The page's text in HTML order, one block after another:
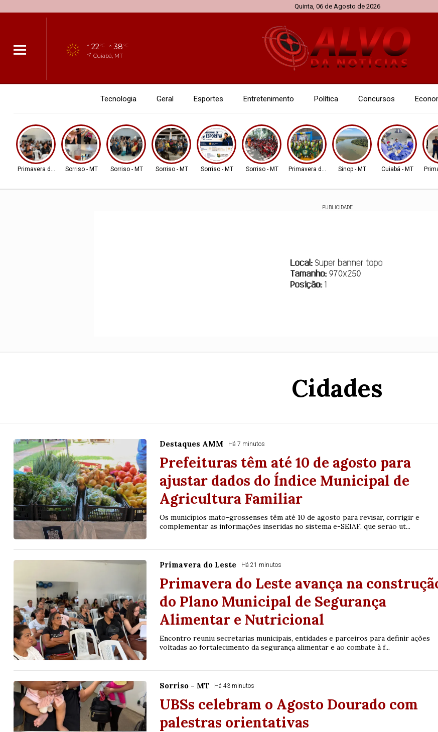
Quinta, 06 de Agosto de 2026
22°C 38°C
Cuiabá, MT
Tecnologia Geral Esportes Entretenimento Política Concursos
Primavera do LesteSorriso - MT Sorriso - MT Sorriso - MT Sorriso - MT Sorriso - MT Primavera do LesteSinop - MT Cuiabá - MT
PUBLICIDADE
Cidades
Destaques AMM Há 7 minutos
Prefeituras têm até 10 de agosto para
ajustar dados do Índice Municipal de
Agricultura Familiar
Os municípios mato-grossenses têm até 10 de agosto para revisar, corrigir e
complementar as informações inseridas no sistema e-SEIAF, que serão ut...
Primavera do Leste Há 21 minutos
Primavera do Leste avança na
do Plano Municipal de Segurança
Alimentar e Nutricional
Encontro reuniu secretarias municipais, entidades e parceiros para definir ações
voltadas ao fortalecimento da segurança alimentar e ao combate à f...
Sorriso - MT Há 43 minutos
UBSs celebram o Agosto Dourado com
palestras orientativas